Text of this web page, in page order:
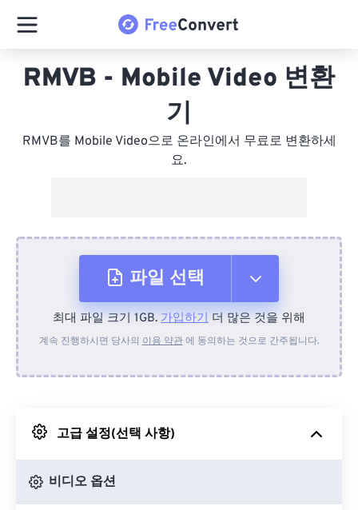
RMVB - Mobile Video 변환
기
RMVB를 Mobile Video으로 온라인에서 무료로 변환하세
요.
파일 선택
장치에서
Google 드라이브에서
최대 파일 크기 1GB. 가입하기 더 많은 것을 위해
계속 진행하시면 당사의 이용 약관에 동의하는 것으로 간주됩니다.
고급 설정(선택 사항)
비디오 옵션